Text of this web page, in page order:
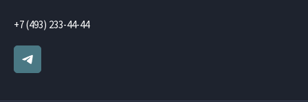
+7 (493) 233-44-44